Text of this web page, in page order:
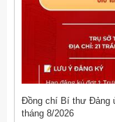
Đồng chí Bí thư Đảng
tháng 8/2026